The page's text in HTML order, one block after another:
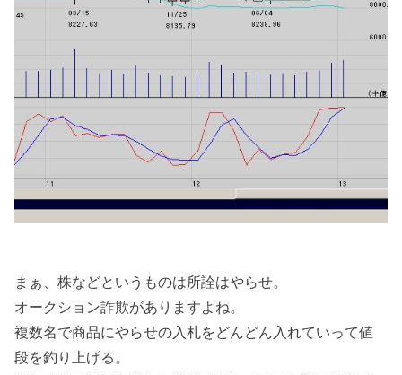
まぁ、株などというものは所詮はやらせ。
オークション詐欺がありますよね。
複数名で商品にやらせの入札をどんどん入れていって値
段を釣り上げる。